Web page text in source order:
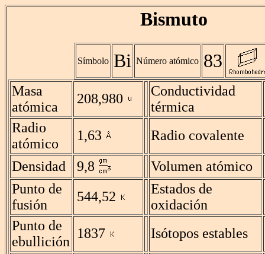
Bismuto
Símbolo Bi Número atómico 83
Masa
atómica
208,980
Conductividad
térmica
Radio
atómico
1,63
Radio covalente
Densidad
9,8
Volumen atómico
Punto de
fusión
544,52
Estados de
oxidación
Punto de
ebullición
1837
Isótopos estables